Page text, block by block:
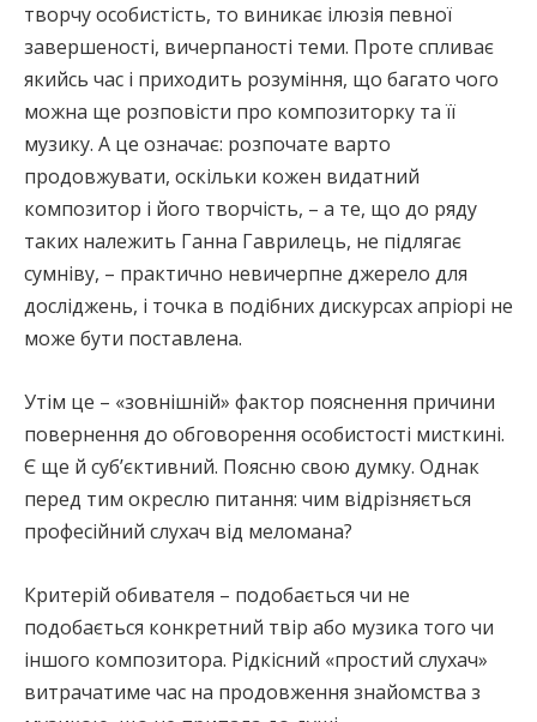
творчу особистість, то виникає ілюзія певної
завершеності, вичерпаності теми. Проте спливає
якийсь час і приходить розуміння, що багато чого
можна ще розповісти про композиторку та її
музику. А це означає: розпочате варто
продовжувати, оскільки кожен видатний
композитор і його творчість, – а те, що до ряду
таких належить Ганна Гаврилець, не підлягає
сумніву, – практично невичерпне джерело для
досліджень, і точка в подібних дискурсах апріорі не
може бути поставлена.
Утім це – «зовнішній» фактор пояснення причини
повернення до обговорення особистості мисткині.
Є ще й суб’єктивний. Поясню свою думку. Однак
перед тим окреслю питання: чим відрізняється
професійний слухач від меломана?
Критерій обивателя – подобається чи не
подобається конкретний твір або музика того чи
іншого композитора. Рідкісний «простий слухач»
витрачатиме час на продовження знайомства з